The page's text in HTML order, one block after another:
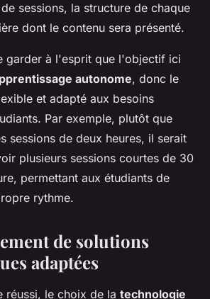
sessions, la structure de chaque
dont le contenu sera présenté.
garder à l'esprit que l'objectif ici
autonome, donc le
et adapté aux besoins
Par exemple, plutôt que
sessions de deux heures, il serait
plusieurs sessions courtes de 30
permettant aux étudiants de
rythme.
de solutions
adaptées
réussi, le choix de la technologie